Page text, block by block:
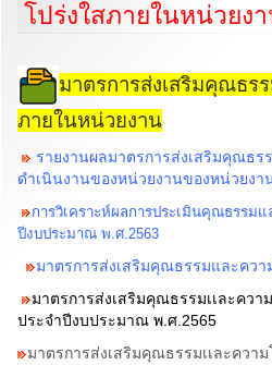
โปร่งใสภายในหน่วยง
มาตรการส่งเสริมคุณธร
ภายในหน่วยงาน
รายงานผลมาตรการส่งเสริมคุณธร
ดำเนินงานของหน่วยงานของหน่วยงา
การวิเคราะห์ผลการประเมินคุณธรรมแ
ปีงบประมาณ พ.ศ.2563
มาตรการส่งเสริมคุณธรรมและคว
มาตรการส่งเสริมคุณธรรมเเละคว
ประจำปีงบประมาณ พ.ศ.2565
มาตรการส่งเสริมคุณธรรมเเละควา